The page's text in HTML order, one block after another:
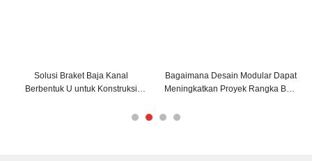
Bagaimana Desain Modular Dapat
Meningkatkan Proyek Rangka Baja
Bagaimana Balok
Z Dapat Meningkatkan